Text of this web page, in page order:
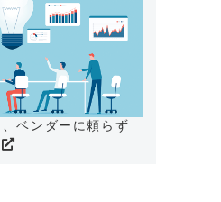
ベンダーに頼らず